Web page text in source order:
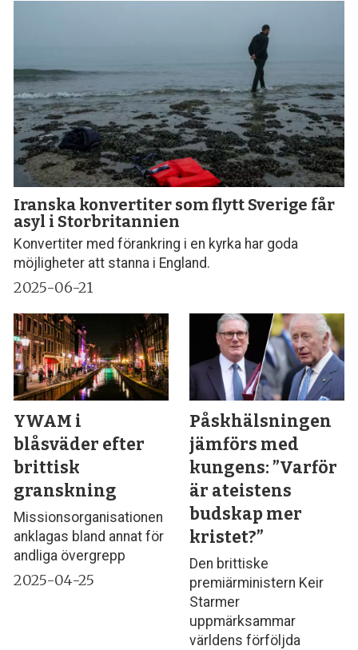
Iranska konvertiter som flytt Sverige får
asyl i Storbritannien
Konvertiter med förankring i en kyrka har goda
möjligheter att stanna i England.
2025-06-21
YWAM i
blåsväder efter
brittisk
granskning
Missionsorganisationen
anklagas bland annat för
andliga övergrepp
2025-04-25
Påskhälsningen
jämförs med
kungens: ”Varför
är ateistens
budskap mer
kristet?”
Den brittiske
premiärministern Keir
Starmer
uppmärksammar
världens förföljda